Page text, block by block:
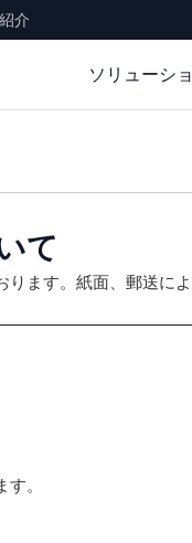
介
ソリューシ
て
ます。紙面、郵送に
。